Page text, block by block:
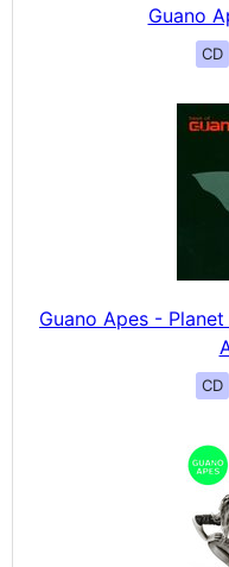
Guano
CD
Guano Apes -
CD